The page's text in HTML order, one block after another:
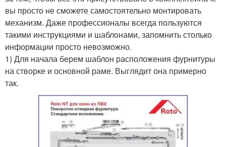
вы просто не сможете самостоятельно монтировать
механизм. Даже профессионалы всегда пользуются
такими инструкциями и шаблонами, запомнить столько
информации просто невозможно.
1) Для начала берем шаблон расположения фурнитуры
на створке и основной раме. Выглядит она примерно
так.